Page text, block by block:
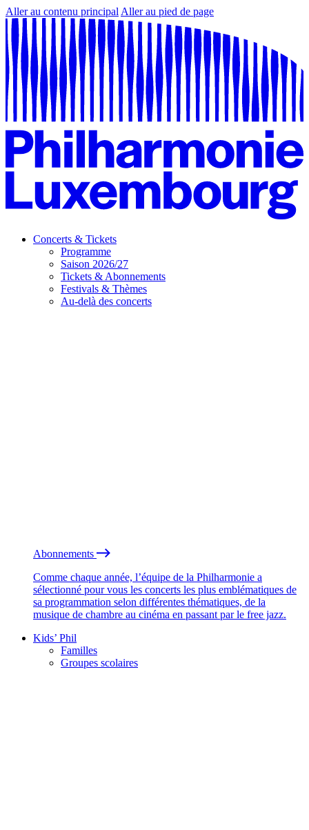
Aller au contenu principal Aller au pied de page
Concerts & Tickets
Programme
Saison 2026/27
Tickets & Abonnements
Festivals & Thèmes
Au-delà des concerts
Abonnements
Comme chaque année, l’équipe de la Philharmonie a
sélectionné pour vous les concerts les plus emblématiques de
sa programmation selon différentes thématiques, de la
musique de chambre au cinéma en passant par le free jazz.
Kids’ Phil
Familles
Groupes scolaires